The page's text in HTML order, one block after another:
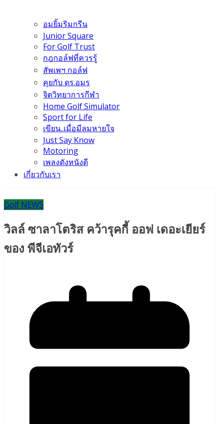
อมยิ้มริมกรีน
Junior Square
For Golf Trust
กฎกอล์ฟที่ควรรู้
สัพเพฯ กอล์ฟ
คุยกับ ดร.อมร
จิตวิทยาการกีฬา
Home Golf Simulator
Sport for Life
เขียน..เมื่อมีลมหายใจ
Just Say Know
Motoring
เพลงดังหนังดี
เกี่ยวกับเรา
Golf NEWS
วิลล์ ซาลาโตริส คว้ารุคกี้ ออฟ เดอะเยียร์
ของ พีจีเอทัวร์